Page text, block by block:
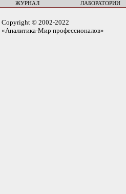
ЖУРНАЛ ЛАБОРАТОРИИ
Copyright © 2002-2022
«Аналитика-Мир профессионалов»